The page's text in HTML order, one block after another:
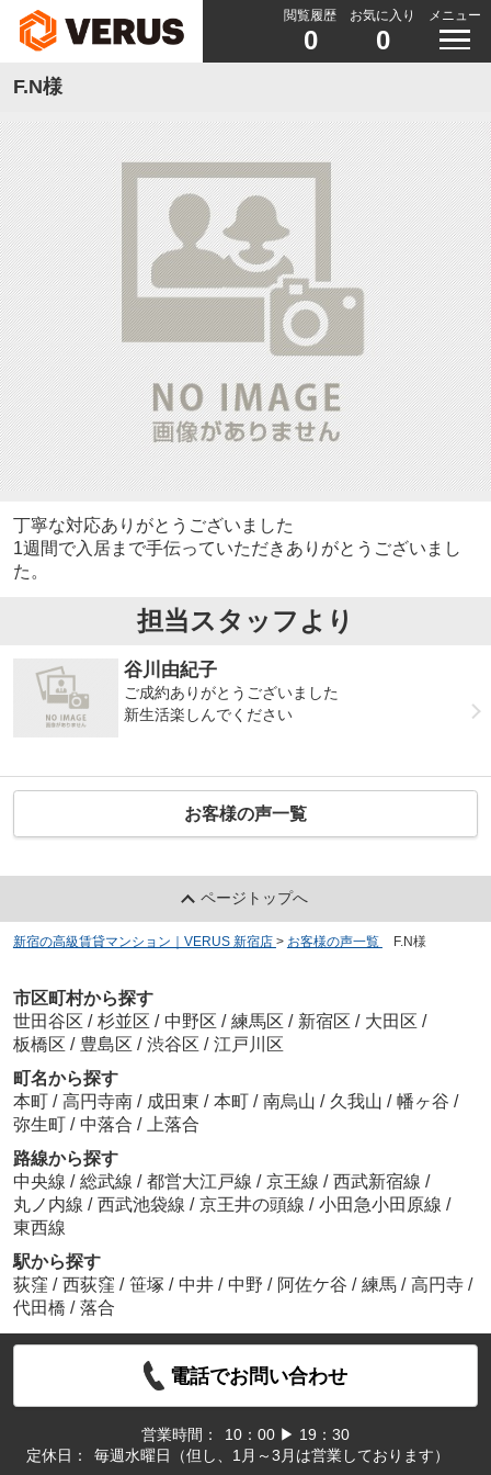
閲覧履歴
0
お気に入り
0
メニュー
F.N様
丁寧な対応ありがとうございました
1週間で入居まで手伝っていただきありがとうございまし
た。
担当スタッフより
谷川由紀子
ご成約ありがとうございました
新生活楽しんでください
お客様の声一覧
ページトップへ
新宿の高級賃貸マンション｜VERUS 新宿店 > お客様の声一覧 F.N様
市区町村から探す
世田谷区 / 杉並区 / 中野区 / 練馬区 / 新宿区 / 大田区 /
板橋区 / 豊島区 / 渋谷区 / 江戸川区
町名から探す
本町 / 高円寺南 / 成田東 / 本町 / 南烏山 / 久我山 / 幡ヶ谷 /
弥生町 / 中落合 /
上落合
路線から探す
中央線 / 総武線 / 都営大江戸線 / 京王線 / 西武新宿線 /
丸ノ内線 / 西武池袋線 / 京王井の頭線 / 小田急小田原線 /
東西線
駅から探す
荻窪 / 西荻窪 / 笹塚 / 中井 / 中野 / 阿佐ケ谷 / 練馬 / 高円寺 /
代田橋 / 落合
電話でお問い合わせ
営業時間：
10：00 ▶ 19：30
定休日：
毎週水曜日（但し、1月～3月は営業しております）